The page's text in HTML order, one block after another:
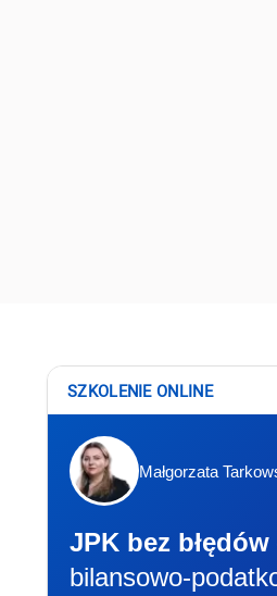
SZKOLENIE ONLINE
Małgorzata
JPK bez błędów
bilansowo-